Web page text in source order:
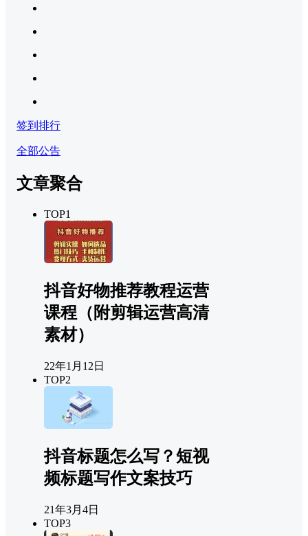
签到排行
全部公告
文章聚合
TOP1
抖音好物推荐教程运营
课程（附剪辑运营高清
素材）
22年1月12日
TOP2
抖音标题怎么写？短视
频标题写作文案技巧
21年3月4日
TOP3